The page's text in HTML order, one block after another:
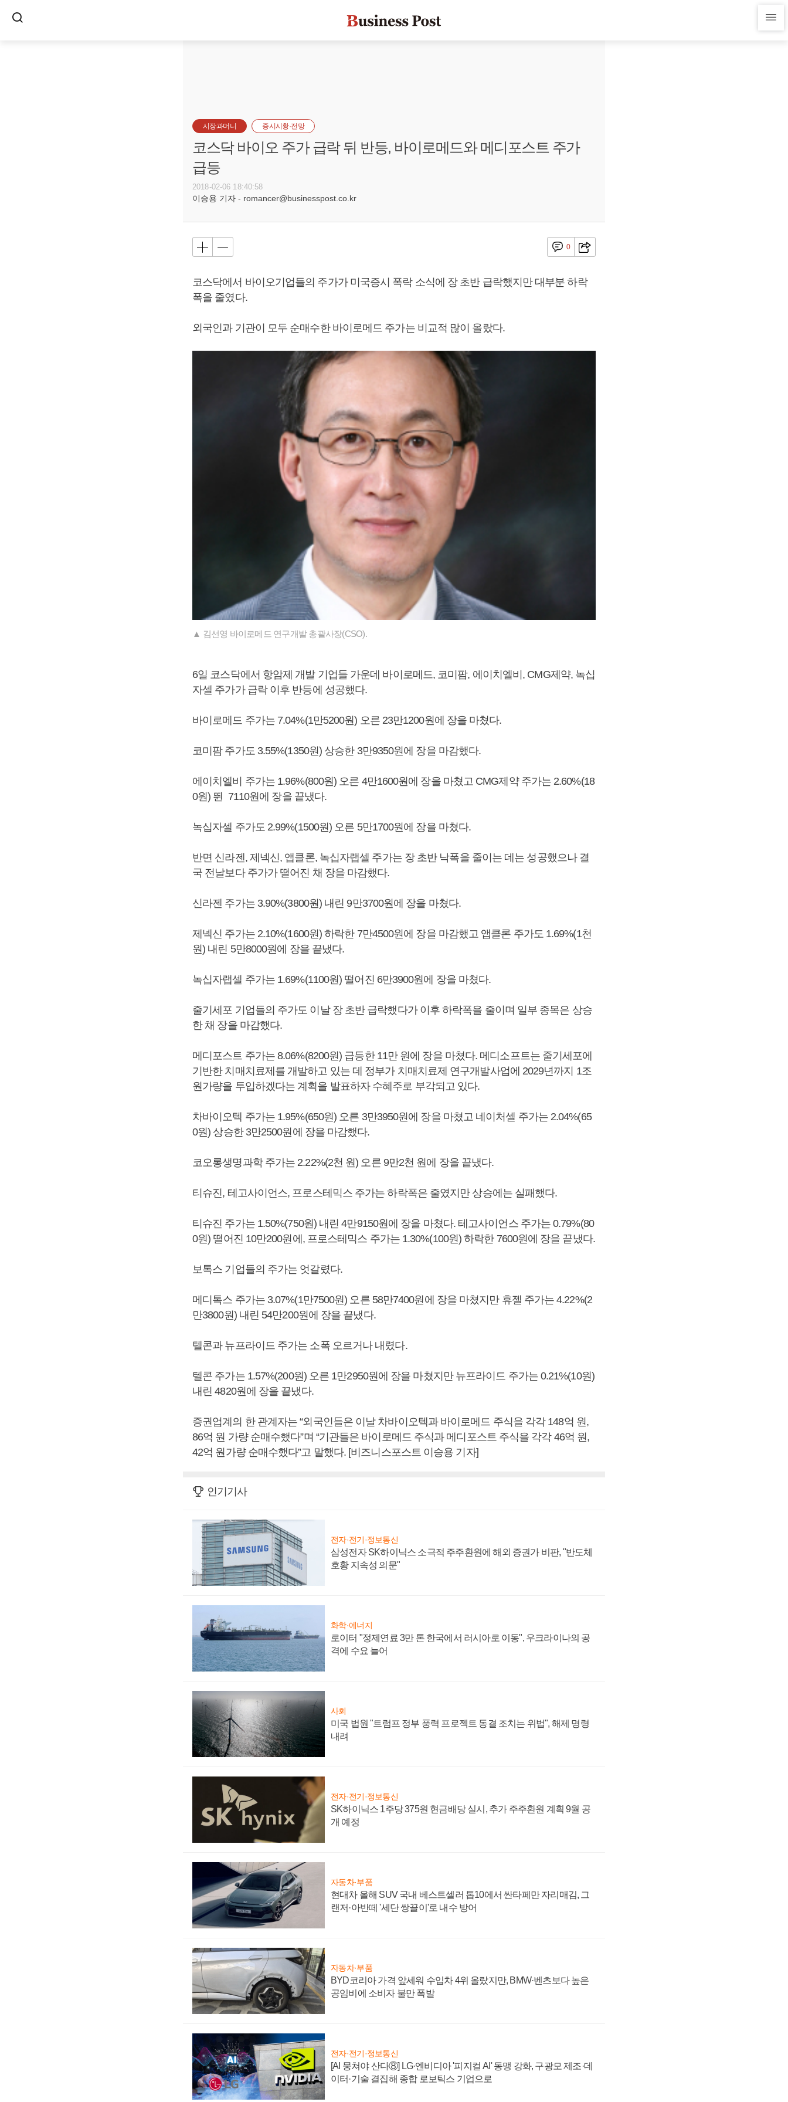
시장과머니 증시시황·전망
코스닥 바이오 주가 급락 뒤 반등, 바이로메드와 메디포스트 주가
급등
2018-02-06 18:40:58
이승용 기자 - romancer@businesspost.co.kr
0
코스닥에서 바이오기업들의 주가가 미국증시 폭락 소식에 장 초반 급락했지만 대부분 하락
폭을 줄였다.
외국인과 기관이 모두 순매수한 바이로메드 주가는 비교적 많이 올랐다.
▲ 김선영 바이로메드 연구개발 총괄사장(CSO).
6일 코스닥에서 항암제 개발 기업들 가운데 바이로메드, 코미팜, 에이치엘비, CMG제약, 녹십
자셀 주가가 급락 이후 반등에 성공했다.
바이로메드 주가는 7.04%(1만5200원) 오른 23만1200원에 장을 마쳤다.
코미팜 주가도 3.55%(1350원) 상승한 3만9350원에 장을 마감했다.
에이치엘비 주가는 1.96%(800원) 오른 4만1600원에 장을 마쳤고 CMG제약 주가는 2.60%(18
0원) 뛴 7110원에 장을 끝냈다.
녹십자셀 주가도 2.99%(1500원) 오른 5만1700원에 장을 마쳤다.
반면 신라젠, 제넥신, 앱클론, 녹십자랩셀 주가는 장 초반 낙폭을 줄이는 데는 성공했으나 결
국 전날보다 주가가 떨어진 채 장을 마감했다.
신라젠 주가는 3.90%(3800원) 내린 9만3700원에 장을 마쳤다.
제넥신 주가는 2.10%(1600원) 하락한 7만4500원에 장을 마감했고 앱클론 주가도 1.69%(1천
원) 내린 5만8000원에 장을 끝냈다.
녹십자랩셀 주가는 1.69%(1100원) 떨어진 6만3900원에 장을 마쳤다.
줄기세포 기업들의 주가도 이날 장 초반 급락했다가 이후 하락폭을 줄이며 일부 종목은 상승
한 채 장을 마감했다.
메디포스트 주가는 8.06%(8200원) 급등한 11만 원에 장을 마쳤다. 메디소프트는 줄기세포에
기반한 치매치료제를 개발하고 있는 데 정부가 치매치료제 연구개발사업에 2029년까지 1조
원가량을 투입하겠다는 계획을 발표하자 수혜주로 부각되고 있다.
차바이오텍 주가는 1.95%(650원) 오른 3만3950원에 장을 마쳤고 네이처셀 주가는 2.04%(65
0원) 상승한 3만2500원에 장을 마감했다.
코오롱생명과학 주가는 2.22%(2천 원) 오른 9만2천 원에 장을 끝냈다.
티슈진, 테고사이언스, 프로스테믹스 주가는 하락폭은 줄였지만 상승에는 실패했다.
티슈진 주가는 1.50%(750원) 내린 4만9150원에 장을 마쳤다. 테고사이언스 주가는 0.79%(80
0원) 떨어진 10만200원에, 프로스테믹스 주가는 1.30%(100원) 하락한 7600원에 장을 끝냈다.
보톡스 기업들의 주가는 엇갈렸다.
메디톡스 주가는 3.07%(1만7500원) 오른 58만7400원에 장을 마쳤지만 휴젤 주가는 4.22%(2
만3800원) 내린 54만200원에 장을 끝냈다.
텔콘과 뉴프라이드 주가는 소폭 오르거나 내렸다.
텔콘 주가는 1.57%(200원) 오른 1만2950원에 장을 마쳤지만 뉴프라이드 주가는 0.21%(10원)
내린 4820원에 장을 끝냈다.
증권업계의 한 관계자는 “외국인들은 이날 차바이오텍과 바이로메드 주식을 각각 148억 원,
86억 원 가량 순매수했다”며 “기관들은 바이로메드 주식과 메디포스트 주식을 각각 46억 원,
42억 원가량 순매수했다”고 말했다. [비즈니스포스트 이승용 기자]
인기기사
전자·전기·정보통신
삼성전자 SK하이닉스 소극적 주주환원에 해외 증권가 비판, "반도체
호황 지속성 의문"
화학·에너지
로이터 "정제연료 3만 톤 한국에서 러시아로 이동", 우크라이나의 공
격에 수요 늘어
사회
미국 법원 "트럼프 정부 풍력 프로젝트 동결 조치는 위법", 해제 명령
내려
전자·전기·정보통신
SK하이닉스 1주당 375원 현금배당 실시, 추가 주주환원 계획 9월 공
개 예정
자동차·부품
현대차 올해 SUV 국내 베스트셀러 톱10에서 싼타페만 자리매김, 그
랜저·아반떼 '세단 쌍끌이'로 내수 방어
자동차·부품
BYD코리아 가격 앞세워 수입차 4위 올랐지만, BMW·벤츠보다 높은
공임비에 소비자 불만 폭발
전자·전기·정보통신
[AI 뭉쳐야 산다⑧] LG·엔비디아 '피지컬 AI' 동맹 강화, 구광모 제조·데
이터·기술 결집해 종합 로보틱스 기업으로